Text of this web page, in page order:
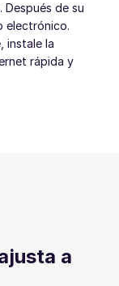
Después de su
electrónico.
instale la
rápida y
a